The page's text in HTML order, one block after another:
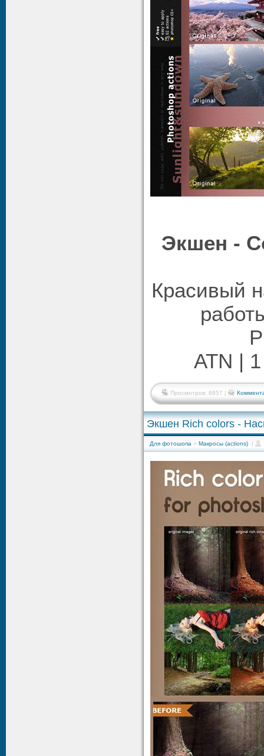
Экшен -
Красивый
ATN |
Просмотров: 6857 |
Экшен Rich сolors -
Для фотошопа » Макросы (actions) |